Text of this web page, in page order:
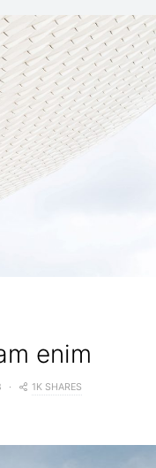
enim
1K SHARES